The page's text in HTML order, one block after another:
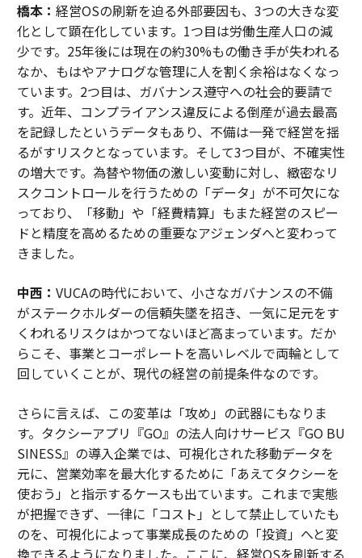
橋本： 経営OSの刷新を迫る外部要因も、3つの大きな変
化として顕在化しています。1つ目は労働生産人口の減
少です。25年後には現在の約30%もの働き手が失われる
なか、もはやアナログな管理に人を割く余裕はなくなっ
ています。2つ目は、ガバナンス遵守への社会的要請で
す。近年、コンプライアンス違反による倒産が過去最高
を記録したというデータもあり、不備は一発で経営を揺
るがすリスクとなっています。そして3つ目が、不確実性
の増大です。為替や物価の激しい変動に対し、緻密なリ
スクコントロールを行うための「データ」が不可欠にな
っており、「移動」や「経費精算」もまた経営のスピー
ドと精度を高めるための重要なアジェンダへと変わって
きました。
中西： VUCAの時代において、小さなガバナンスの不備
がステークホルダーの信頼失墜を招き、一気に足元をす
くわれるリスクはかつてないほど高まっています。だか
らこそ、事業とコーポレートを高いレベルで両輪として
回していくことが、現代の経営の前提条件なのです。
さらに言えば、この変革は「攻め」の武器にもなりま
す。タクシーアプリ『GO』の法人向けサービス『GO BU
SINESS』の導入企業では、可視化された移動データを
元に、営業効率を最大化するために「あえてタクシーを
使おう」と指示するケースも出ています。これまで実態
が把握できず、一律に「コスト」として禁止していたも
のを、可視化によって事業成長のための「投資」へと変